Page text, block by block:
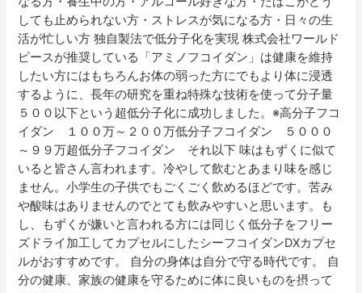
しても止められない方・ストレスが気になる方・日々の生
活が忙しい方 独自製法で低分子化を実現 株式会社ワールド
ピースが推奨している「アミノフコイダン」は健康を維持
したい方にはもちろんお体の弱った方にでもより体に浸透
するように、長年の研究を重ね特殊な技術を使って分子量
５００以下という超低分子化に成功しました。※高分子フコ
イダン １００万～２００万低分子フコイダン ５０００
～９９万超低分子フコイダン それ以下 味はもずくに似て
いると皆さん言われます。冷やして飲むとあまり味を感じ
ません。小学生の子供でもごくごく飲めるほどです。苦み
や酸味はありませんのでとても飲みやすいと思います。も
し、もずくが嫌いと言われる方には同じく低分子をフリー
ズドライ加工してカプセルにしたシーフコイダンDXカプセ
ルがおすすめです。 自分の身体は自分で守る時代です。 自
分の健康、家族の健康を守るために体に良いものを摂って